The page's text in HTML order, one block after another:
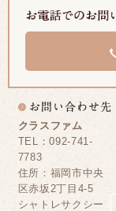
クラスファム
TEL：092-741-
7783
住所：福岡市中央
区赤坂2丁目4-5
シャトレサクシー